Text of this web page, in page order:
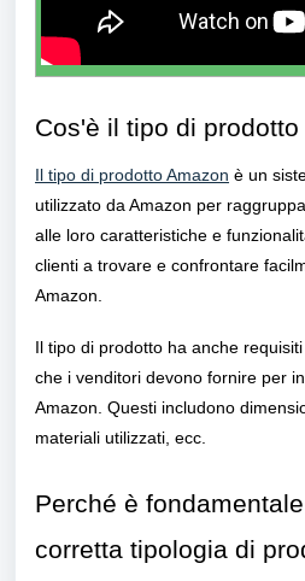
Cos'è il tipo di
Il tipo di prodotto Amazon è un
utilizzato da Amazon per
alle loro caratteristiche e
clienti a trovare e confrontare
Amazon.
Il tipo di prodotto ha anche
che i venditori devono fornire per
Amazon. Questi includono
materiali utilizzati, ecc.
Perché è
corretta tipologia di